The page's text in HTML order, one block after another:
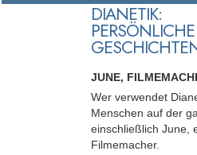
DIANETIK:
PERSÖNLICHE
JUNE,
Wer verwendet
Menschen auf der
einschließlich June,
Filmemacher.